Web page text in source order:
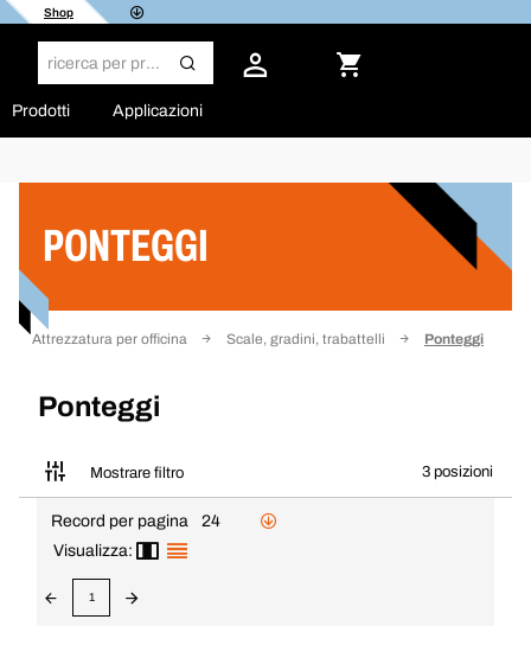
Shop
Prodotti Applicazioni
PONTEGGI
Attrezzatura per officina Scale, gradini, trabattelli Ponteggi
Ponteggi
Mostrare filtro 3 posizioni
Filtro
Record per pagina
24
Visualizza:
1